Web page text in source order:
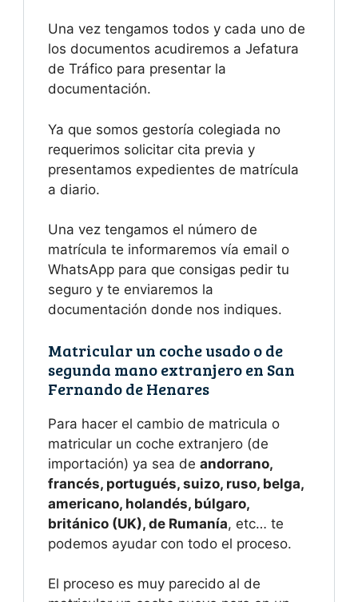
Una vez tengamos todos y cada uno de
los documentos acudiremos a Jefatura
de Tráfico para presentar la
documentación.
Ya que somos gestoría colegiada no
requerimos solicitar cita previa y
presentamos expedientes de matrícula
a diario.
Una vez tengamos el número de
matrícula te informaremos vía email o
WhatsApp para que consigas pedir tu
seguro y te enviaremos la
documentación donde nos indiques.
Matricular un coche usado o de
segunda mano extranjero en San
Fernando de Henares
Para hacer el cambio de matricula o
matricular un coche extranjero (de
importación) ya sea de andorrano,
francés, portugués, suizo, ruso, belga,
americano, holandés, búlgaro,
británico (UK), de Rumanía, etc… te
podemos ayudar con todo el proceso.
El proceso es muy parecido al de